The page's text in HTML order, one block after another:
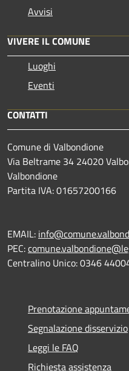
Avvisi
VIVERE IL COMUNE
Luoghi
Eventi
CONTATTI
Comune di Valbondione
Via Beltrame 34 24020
Valbondione
Partita IVA: 01657200166
EMAIL:
PEC:
Centralino Unico: 0346
Prenotazione
Segnalazione disservizio
Leggi le FAQ
Richiesta assistenza